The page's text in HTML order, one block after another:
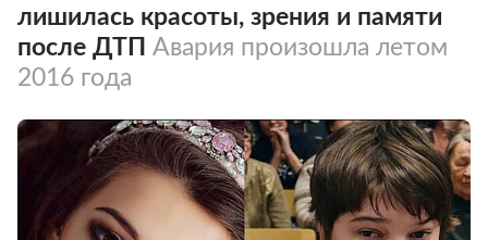
лишилась красоты, зрения и памяти
после ДТП Авария произошла летом
2016 года